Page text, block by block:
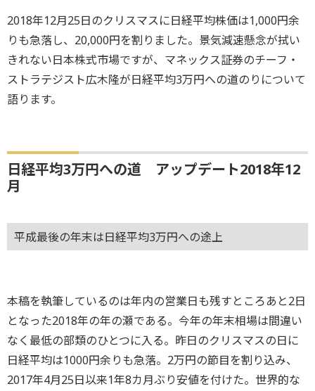
2018年12月25日のクリスマスに日経平均株価は1,000円余
りも急落し、20,000円を割りました。景気減速懸念が拭い
きれない日本株式市場ですが、マネックス証券のチーフ・
ストラテジスト広木隆が日経平均3万円への道のりについて
語ります。
日経平均3万円への道 アップデート2018年12
月
平成最後の年末は日経平均3万円への途上
本稿を執筆しているのは年内の営業日も残すところあと2日
となった2018年の年の瀬である。今年の年末相場は間違い
なく最低の部類のひとつに入る。昨日のクリスマスの日に
日経平均は1000円余りも急落。2万円の節目を割り込み、
2017年4月25日以来1年8カ月ぶり安値を付けた。世界的な